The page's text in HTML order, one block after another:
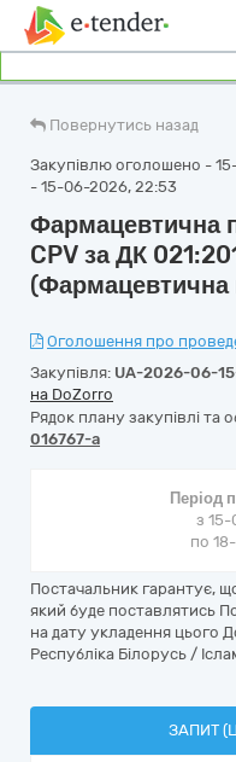
Повернутись назад
Закупівлю оголошено -
- 15-06-2026, 22:53
Фармацевтична
CPV за ДК
(Фармацевтична
Оголошення про
Закупівля: UA-2026-06-
на DoZorro
Рядок плану закупівлі та
016767-a
Період
з
по
Постачальник гарантує,
який буде поставлятись
на дату укладення цього
Республіка Білорусь /
ЗАПИТ